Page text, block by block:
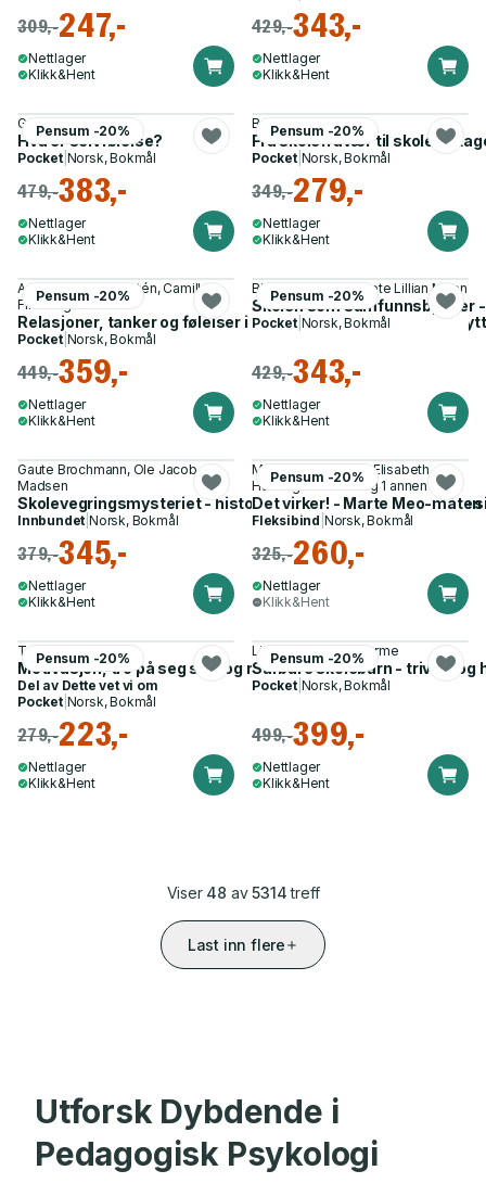
309,-247,-
Nettlager
Klikk&Hent
429,-343,-
Nettlager
Klikk&Hent
Pensum -20%
Guro Øiestad
Hva er selvfølelse?
Pocket| Norsk, Bokmål
479,-383,-
Nettlager
Klikk&Hent
Pensum -20%
Branca Lie
Fra skolefravær til
Pocket| Norsk, Bokmål
349,-279,-
Nettlager
Klikk&Hent
Pensum -20%
Anne Torhild Klomstén, Camilla
Fikse og 1 annen
Relasjoner, tanker og følelser i skolen - samskapt læring
Pocket| Norsk, Bokmål
449,-359,-
Nettlager
Klikk&Hent
Pensum -20%
Bjørg-Elin Moen, Grete Lillian Moen
Skolen som samfunnsbygger
Pocket| Norsk, Bokmål
429,-343,-
Nettlager
Klikk&Hent
Gaute Brochmann, Ole Jacob
Madsen
Skolevegringsmysteriet - historien om hvorfor barn og unge
Innbundet |Norsk, Bokmål
379,-345,-
Nettlager
Klikk&Hent
Pensum -20%
Mette Collett Prytz, Elisabeth
Husveg Ramstad og 1 annen
Det virker! - Marte Meo-måten
Fleksibind Norsk, Bokmål
325,-260,-
Nettlager
Klikk&Hent
Pensum -20%
Terje Manger
Motivasjon, tro på seg selv og ros
Del av Dette vet vi om
Pocket| Norsk, Bokmål
279,-223,-
Nettlager
Klikk&Hent
Pensum -20%
Lisbeth Gravdal Kvarme
Sårbare skolebarn - trivsel og
Pocket| Norsk, Bokmål
499,-399,-
Nettlager
Klikk&Hent
Viser 48 av 5314treff
Last inn flere
Utforsk Dybdende i
Pedagogisk Psykologi